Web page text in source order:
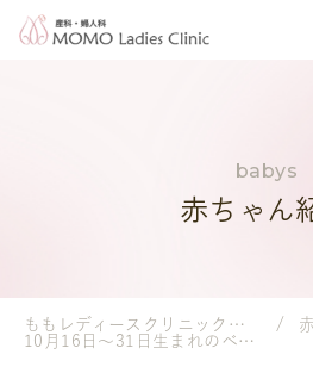
赤ちゃん
ももレディースクリニック｜岡山市の産婦人科・小児科
10月16日～31日生まれのベビー